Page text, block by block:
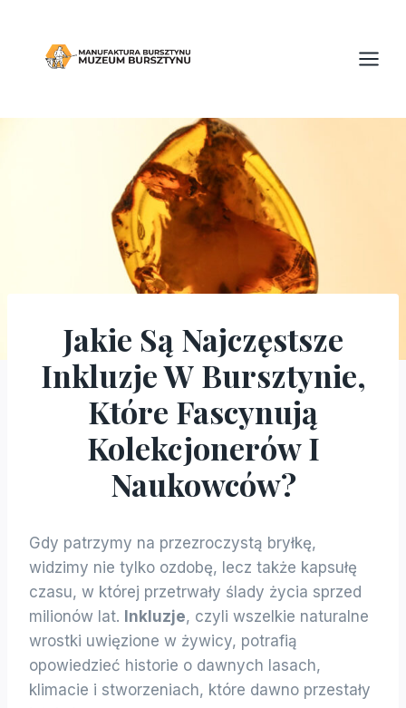
ARTYKUŁY
Jakie Są Najczęstsze
Inkluzje W Bursztynie,
Które Fascynują
Kolekcjonerów I
Naukowców?
Gdy patrzymy na przezroczystą bryłkę,
widzimy nie tylko ozdobę, lecz także kapsułę
czasu, w której przetrwały ślady życia sprzed
milionów lat. Inkluzje, czyli wszelkie naturalne
wrostki uwięzione w żywicy, potrafią
opowiedzieć historie o dawnych lasach,
klimacie i stworzeniach, które dawno przestały